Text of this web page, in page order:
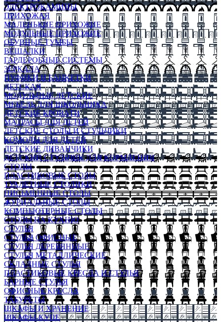
ЭЛЕКТРОКАМИНЫ
ПРИХОЖАЯ
МАЛЕНЬКИЕ ПРИХОЖИЕ
МОДУЛЬНЫЕ ПРИХОЖИЕ
ОБУВНЫЕ ТУМБЫ
ВЕШАЛКИ
ГАРДЕРОБНЫЕ СИСТЕМЫ
ЗЕРКАЛА
ПУФИКИ И БАНКЕТКИ
ДЕТСКАЯ
МОДУЛЬНЫЕ ДЕТСКИЕ
МЕБЕЛЬ ДЛЯ ШКОЛЬНИКА
ДЕТСКИЕ КРОВАТИ
МАТРАСЫ ДЛЯ ДЕТЕЙ
ДЕТСКИЕ СТОЛЫ И СТУЛЬЧИКИ
КОМОДЫ ДЛЯ ДЕТЕЙ
ДЕТСКИЕ ДИВАНЧИКИ
ДЕТСКИЙ СТУЛЬЧИК ДЛЯ КОРМЛЕНИЯ
СТОЛЫ
ПЛАСТИКОВЫЕ СТОЛЫ
ТУАЛЕТНЫЕ СТОЛИКИ
ПИСЬМЕННЫЕ СТОЛЫ
ЖУРНАЛЬНЫЕ СТОЛЫ
КОМПЬЮТЕРНЫЕ СТОЛЫ
СТОЛЫ НА КУХНЮ
СТУЛЬЯ
СТУЛЬЯ ОФИСНЫЕ
СТУЛЬЯ ДЕРЕВЯННЫЕ
СТУЛЬЯ МЕТАЛЛИЧЕСКИЕ
СКЛАДНЫЕ СТУЛЬЯ
ПЛАСТИКОВЫЕ КРЕСЛА И СТУЛЬЯ
БАРНЫЕ СТУЛЬЯ
ОФИСНЫЕ КРЕСЛА
ТАБУРЕТЫ
ШКАФЫ И ХРАНЕНИЕ
ШКАФЫ-КУПЕ